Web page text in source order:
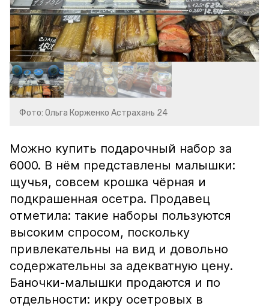
Фото: Ольга Корженко Астрахань 24
Можно купить подарочный набор за
6000. В нём представлены малышки:
щучья, совсем крошка чёрная и
подкрашенная осетра. Продавец
отметила: такие наборы пользуются
высоким спросом, поскольку
привлекательны на вид и довольно
содержательны за адекватную цену.
Баночки-малышки продаются и по
отдельности: икру осетровых в